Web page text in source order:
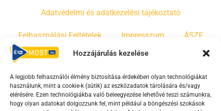
Hozzájárulás kezelése
A legjobb felhasználói élmény biztosítása érdekében olyan technológiákat
használunk, mint a cookie-k (sütik) az eszközadatok tárolására és/vagy
elérésére. Ezen technológiákba való beleegyezése lehetővé teszi számunkra,
hogy olyan adatokat dolgozzunk fel, mint például a böngészési szokások
Adatvédelmi és adatkezelési tájékoztató
Felhasználási Feltételek Impresszum ÁSZF
Irányelvek Moderálási szabályzat
F
a
Y
o
T
i